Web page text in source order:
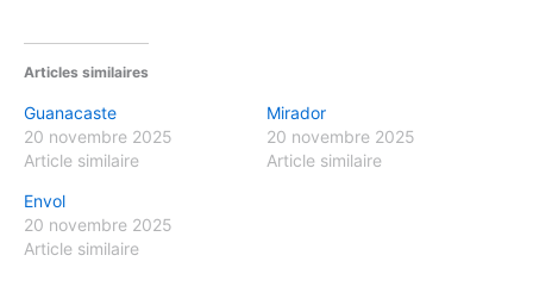
Articles similaires
Guanacaste
20 novembre 2025
Article similaire
Mirador
20 novembre 2025
Article similaire
Envol
20 novembre 2025
Article similaire